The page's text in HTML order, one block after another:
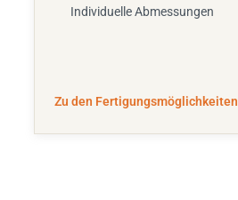
Individuelle Abmessungen
Zu den Fertigungsmöglichkeiten